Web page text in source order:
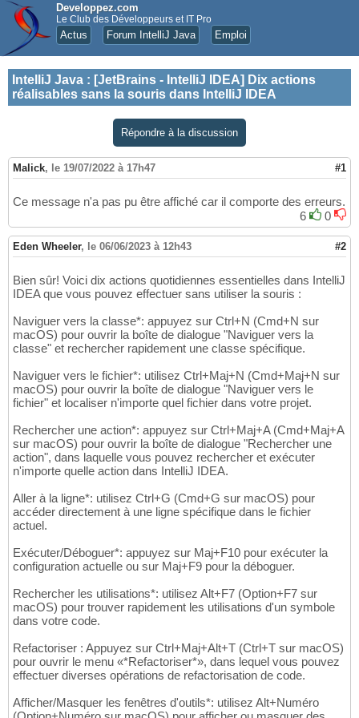
Developpez.com
Le Club des Développeurs et IT Pro
Actus Forum IntelliJ Java Emploi
IntelliJ Java : [JetBrains - IntelliJ IDEA] Dix actions
réalisables sans la souris dans IntelliJ IDEA
Répondre à la discussion
Malick, le 19/07/2022 à 17h47 #1
Ce message n'a pas pu être affiché car il comporte des erreurs.
6
0
Eden Wheeler, le 06/06/2023 à 12h43 #2
Bien sûr! Voici dix actions quotidiennes essentielles dans IntelliJ
IDEA que vous pouvez effectuer sans utiliser la souris :
Naviguer vers la classe*: appuyez sur Ctrl+N (Cmd+N sur
macOS) pour ouvrir la boîte de dialogue "Naviguer vers la
classe" et rechercher rapidement une classe spécifique.
Naviguer vers le fichier*: utilisez Ctrl+Maj+N (Cmd+Maj+N sur
macOS) pour ouvrir la boîte de dialogue "Naviguer vers le
fichier" et localiser n'importe quel fichier dans votre projet.
Rechercher une action*: appuyez sur Ctrl+Maj+A (Cmd+Maj+A
sur macOS) pour ouvrir la boîte de dialogue "Rechercher une
action", dans laquelle vous pouvez rechercher et exécuter
n'importe quelle action dans IntelliJ IDEA.
Aller à la ligne*: utilisez Ctrl+G (Cmd+G sur macOS) pour
accéder directement à une ligne spécifique dans le fichier
actuel.
Exécuter/Déboguer*: appuyez sur Maj+F10 pour exécuter la
configuration actuelle ou sur Maj+F9 pour la déboguer.
Rechercher les utilisations*: utilisez Alt+F7 (Option+F7 sur
macOS) pour trouver rapidement les utilisations d'un symbole
dans votre code.
Refactoriser : Appuyez sur Ctrl+Maj+Alt+T (Ctrl+T sur macOS)
pour ouvrir le menu «*Refactoriser*», dans lequel vous pouvez
effectuer diverses opérations de refactorisation de code.
Afficher/Masquer les fenêtres d'outils*: utilisez Alt+Numéro